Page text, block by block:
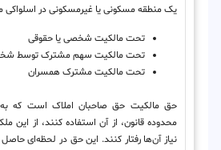
یک منطقه مسکونی یا غیرمسکونی در اسلواکی
تحت مالکیت شخصی یا حقوقی
تحت مالکیت سهم مشترک توسط
تحت مالکیت مشترک همسران
حق مالکیت حق صاحبان املاک است که به
محدوده قانون، از آن استفاده کنند، از این
نیاز آن‌ها رفتار کنند. این حق در لحظه‌ای